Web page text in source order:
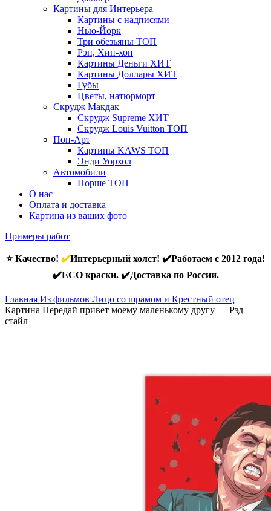
Картины для Интерьера
Картины с надписями
Нью-Йорк
Три обезьяны ТОП
Рэп, Хип-хоп
Картины Деньги ХИТ
Картины Доллары ХИТ
Губы
Цветы, натюрморт
Скрудж Макдак
Скрудж Supreme ХИТ
Скрудж Louis Vuitton ТОП
Поп-Арт
Картины KAWS ТОП
Энди Уорхол
Автомобили
Порше ТОП
О нас
Оплата и доставка
Картина из ваших фото
Примеры работ
⭐ Качество! ✔️Интерьерный холст! ✔️Работаем с 2012 года!
✔️ECO краски. ✔️Доставка по России.
Главная Из фильмов Лицо со шрамом и Крестный отец
Картина Передай привет моему маленькому другу — Рэд
стайл